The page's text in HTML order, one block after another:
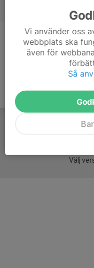
Titel
Välj
Vi använder oss
webbplats ska
även för
Så